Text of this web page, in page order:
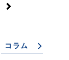
コラム